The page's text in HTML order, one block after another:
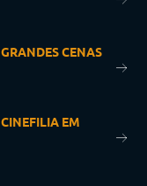
CENAS
EM